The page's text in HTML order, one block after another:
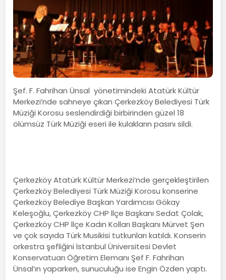
Şef. F. Fahrihan Ünsal yönetimindeki Atatürk Kültür
Merkezi’nde sahneye çıkan Çerkezköy Belediyesi Türk
Müziği Korosu seslendirdiği birbirinden güzel 18
ölümsüz Türk Müziği eseri ile kulakların pasını sildi.
Çerkezköy Atatürk Kültür Merkezi’nde gerçekleştirilen
Çerkezköy Belediyesi Türk Müziği Korosu konserine
Çerkezköy Belediye Başkan Yardımcısı Gökay
Keleşoğlu, Çerkezköy CHP İlçe Başkanı Sedat Çolak,
Çerkezköy CHP İlçe Kadın Kolları Başkanı Mürvet Şen
ve çok sayıda Türk Musikisi tutkunları katıldı. Konserin
orkestra şefliğini İstanbul Üniversitesi Devlet
Konservatuarı Öğretim Elemanı Şef F. Fahrihan
Ünsal’ın yaparken, sunuculuğu ise Engin Özden yaptı.